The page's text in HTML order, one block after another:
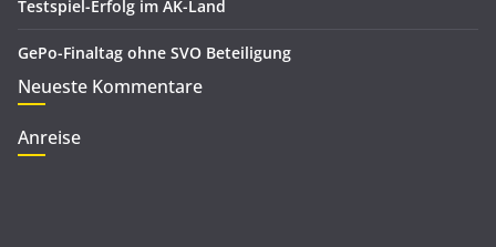
Testspiel-Erfolg im AK-Land
GePo-Finaltag ohne SVO Beteiligung
Neueste Kommentare
Anreise